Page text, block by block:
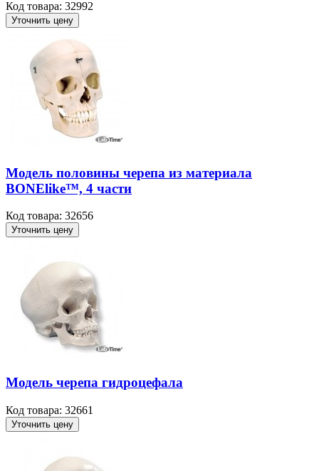
Код товара: 32992
Уточнить цену
Модель половины черепа из материала
BONElike™, 4 части
Код товара: 32656
Уточнить цену
Модель черепа гидроцефала
Код товара: 32661
Уточнить цену